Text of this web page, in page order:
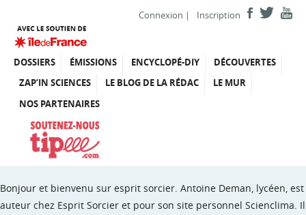
Connexion | Inscription
DOSSIERS ÉMISSIONS ENCYCLOPÉ-DIY
DÉCOUVERTES
ZAP’IN SCIENCES
LE BLOG DE LA RÉDAC
LE MUR
NOS PARTENAIRES
Bonjour et bienvenu sur esprit sorcier. Antoine Deman, lycéen, est
auteur chez Esprit Sorcier et pour son site personnel Scienclima. Il